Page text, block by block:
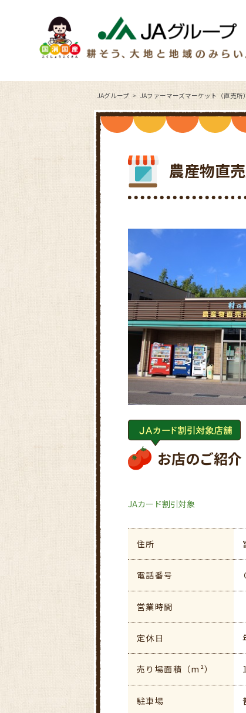
JAグループ JAファーマーズマーケット（直売所）
農産物直
お店のご紹介
JAカード割引対象
住所
電話番号
営業時間
定休日
売り場面積（m²）
駐車場